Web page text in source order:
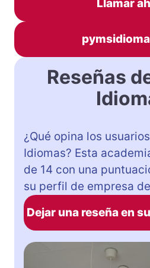
Llamar
Reseñas
¿Qué opina los
Idiomas? Esta
de 14 con una
su perfil de empresa
Dejar una reseña en